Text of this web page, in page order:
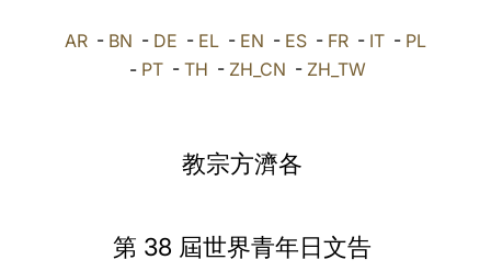
العربيّة
中文
AR - BN - DE - EL - EN - ES - FR - IT - PL
- PT - TH - ZH_CN - ZH_TW
教宗方濟各
第 38 屆世界青年日文告